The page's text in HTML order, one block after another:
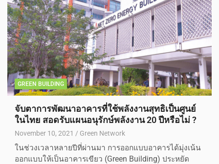
GREEN BUILDING
จับตาการพัฒนาอาคารที่ใช้พลังงานสุทธิเป็นศูนย์
ในไทย สอดรับแผนอนุรักษ์พลังงาน 20 ปีหรือไม่ ?
November 10, 2021 Green Network
ในช่วงเวลาหลายปีที่ผ่านมา การออกแบบอาคารได้มุ่งเน้น
ออกแบบให้เป็นอาคารเขียว (Green Building) ประหยัด